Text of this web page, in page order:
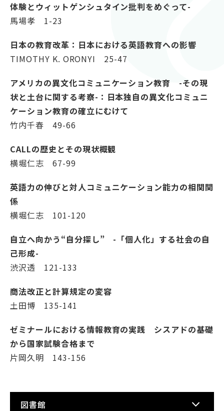
紀要（大学・短大）
図書館ガイダンス
蔵書検索 Twitter
体験とウィットゲンシュタイン批判をめぐって-
馬場孝 1-23
日本の教育改革：日本における英語教育への影響
TIMOTHY K. ORONYI 25-47
アメリカの異文化コミュニケーション教育 -その現
状と土台に関する考察-：日本独自の異文化コミュニ
ケーション教育の確立にむけて
竹内千春 49-66
CALLの歴史とその現状概観
横堀仁志 67-99
英語力の伸びと対人コミュニケーション能力の相関関
係
横堀仁志 101-120
自立へ向かう“自分探し” -「個人化」する社会の自
己形成-
渋沢透 121-133
商法改正と計算規定の変容
土田博 135-141
ゼミナールにおける情報教育の実践 シスアドの基礎
から国家試験合格まで
片岡久明 143-156
図書館